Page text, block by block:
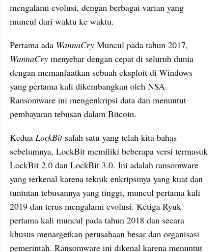
mengalami evolusi, dengan berbagai varian yang
muncul dari waktu ke waktu.
Pertama ada WannaCry
WannaCry menyebar dengan cepat di seluruh dunia
dengan memanfaatkan sebuah eksploit di Windows
yang pertama kali dikembangkan oleh NSA.
Ransomware ini mengenkripsi data dan menuntut
pembayaran tebusan dalam Bitcoin.
Kedua LockBit salah satu yang telah kita bahas
sebelumnya, LockBit memiliki beberapa versi termasuk
LockBit 2.0 dan LockBit 3.0. Ini adalah ransomware
yang terkenal karena teknik enkripsinya yang kuat dan
tuntutan tebusannya yang tinggi, muncul pertama kali
2019 dan terus mengalami evolusi. Ketiga Ryuk
pertama kali muncul pada tahun 2018 dan secara
khusus menargetkan perusahaan besar dan organisasi
pemerintah. Ransomware ini dikenal karena menuntut